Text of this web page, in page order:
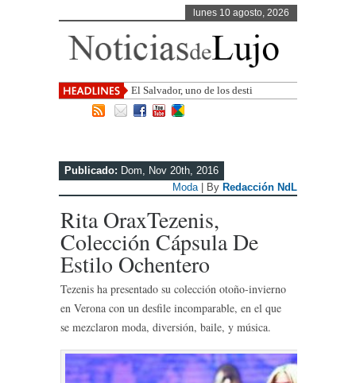
lunes 10 agosto, 2026
El Salvador, uno de los destinos con
mayor proyección de
Publicado: Dom, Nov 20th, 2016
Moda| By Redacción NdL
Rita OraxTezenis,
Colección Cápsula De
Estilo Ochentero
Tezenis ha presentado su colección otoño-invierno
en Verona con un desfile incomparable, en el que
se mezclaron moda, diversión, baile, y música.